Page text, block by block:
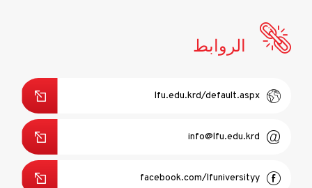
الروابط
lfu.edu.krd/default.aspx
info@lfu.edu.krd
facebook.com/lfuniversityy